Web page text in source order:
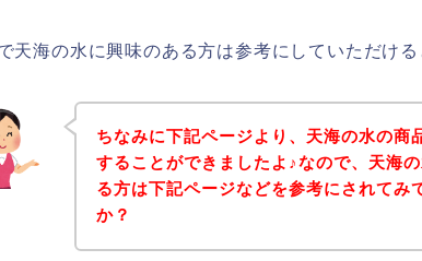
天海の水に興味のある方は参考にしていただける
ちなみに下記ページより、天海の水の商
することができましたよ♪なので、天海
る方は下記ページなどを参考にされてみ
か？